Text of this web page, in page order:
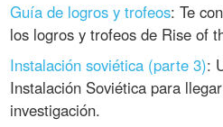
Guía de logros y trofeos: Te
los logros y trofeos de Rise of
Instalación soviética (parte 3):
Instalación Soviética para
investigación.